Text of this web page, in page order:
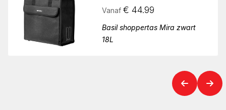
Vanaf € 44.99
Basil shoppertas Mira zwart
18L